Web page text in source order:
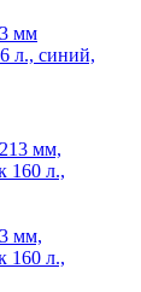
мм
л., синий,
мм,
160 л.,